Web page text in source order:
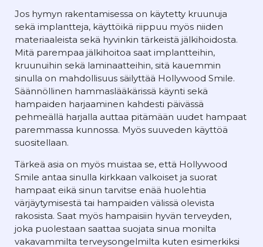
Jos hymyn rakentamisessa on käytetty kruunuja
sekä implantteja, käyttöikä riippuu myös niiden
materiaaleista sekä hyvinkin tärkeistä jälkihoidosta.
Mitä parempaa jälkihoitoa saat implantteihin,
kruunuihin sekä laminaatteihin, sitä kauemmin
sinulla on mahdollisuus säilyttää Hollywood Smile.
Säännöllinen hammaslääkärissä käynti sekä
hampaiden harjaaminen kahdesti päivässä
pehmeällä harjalla auttaa pitämään uudet hampaat
paremmassa kunnossa. Myös suuveden käyttöä
suositellaan.
Tärkeä asia on myös muistaa se, että Hollywood
Smile antaa sinulla kirkkaan valkoiset ja suorat
hampaat eikä sinun tarvitse enää huolehtia
värjäytymisestä tai hampaiden välissä olevista
rakosista. Saat myös hampaisiin hyvän terveyden,
joka puolestaan saattaa suojata sinua monilta
vakavammilta terveysongelmilta kuten esimerkiksi